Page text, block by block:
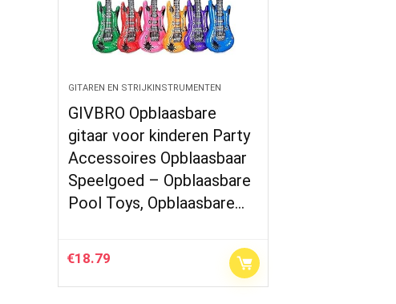
GITAREN EN STRIJKINSTRUMENTEN
GIVBRO Opblaasbare
gitaar voor kinderen Party
Accessoires Opblaasbaar
Speelgoed – Opblaasbare
Pool Toys, Opblaasbare…
€18.79